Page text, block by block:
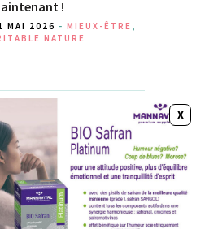
!
MAI 2026 - MIEUX-ÊTRE ,
NATURE
Nourriture